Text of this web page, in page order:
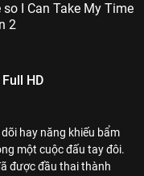
I Can Take My Time
2
Full HD
hay năng khiếu bẩm
một cuộc đấu tay đôi.
được đầu thai thành